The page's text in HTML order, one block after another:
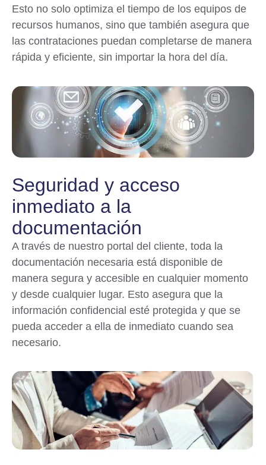
Esto no solo optimiza el tiempo de los equipos de
recursos humanos, sino que también asegura que
las contrataciones puedan completarse de manera
rápida y eficiente, sin importar la hora del día.
Seguridad y acceso
inmediato a la
documentación
A través de nuestro portal del cliente, toda la
documentación necesaria está disponible de
manera segura y accesible en cualquier momento
y desde cualquier lugar. Esto asegura que la
información confidencial esté protegida y que se
pueda acceder a ella de inmediato cuando sea
necesario.